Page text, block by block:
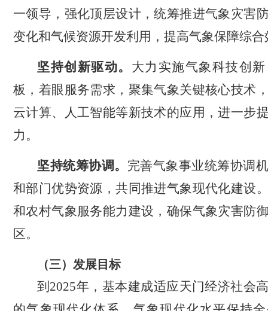
一领导，强化顶层设计，统筹推进气象灾害
变化和气候资源开发利用，提高气象保障综合
坚持创新驱动。 大力实施气象科技创
板，着眼服务需求，聚集气象关键核心技术
云计算、人工智能等新技术的应用，进一步
力。
坚持统筹协调。 完善气象事业统筹协调
和部门优势资源，共同推进气象现代化建设
和农村气象服务能力建设，确保气象灾害防
区。
（三）发展目标
到 2025年，基本建成适应天门经济社会